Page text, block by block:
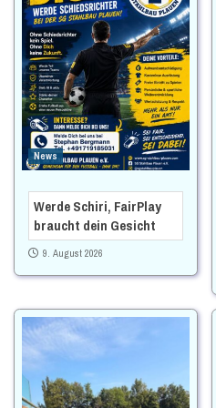
News
Werde Schiri, FairPlay
braucht dein Gesicht
9. August 2026